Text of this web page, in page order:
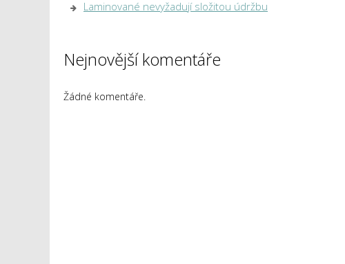
Laminované nevyžadují složitou údržbu
Nejnovější komentáře
Žádné komentáře.